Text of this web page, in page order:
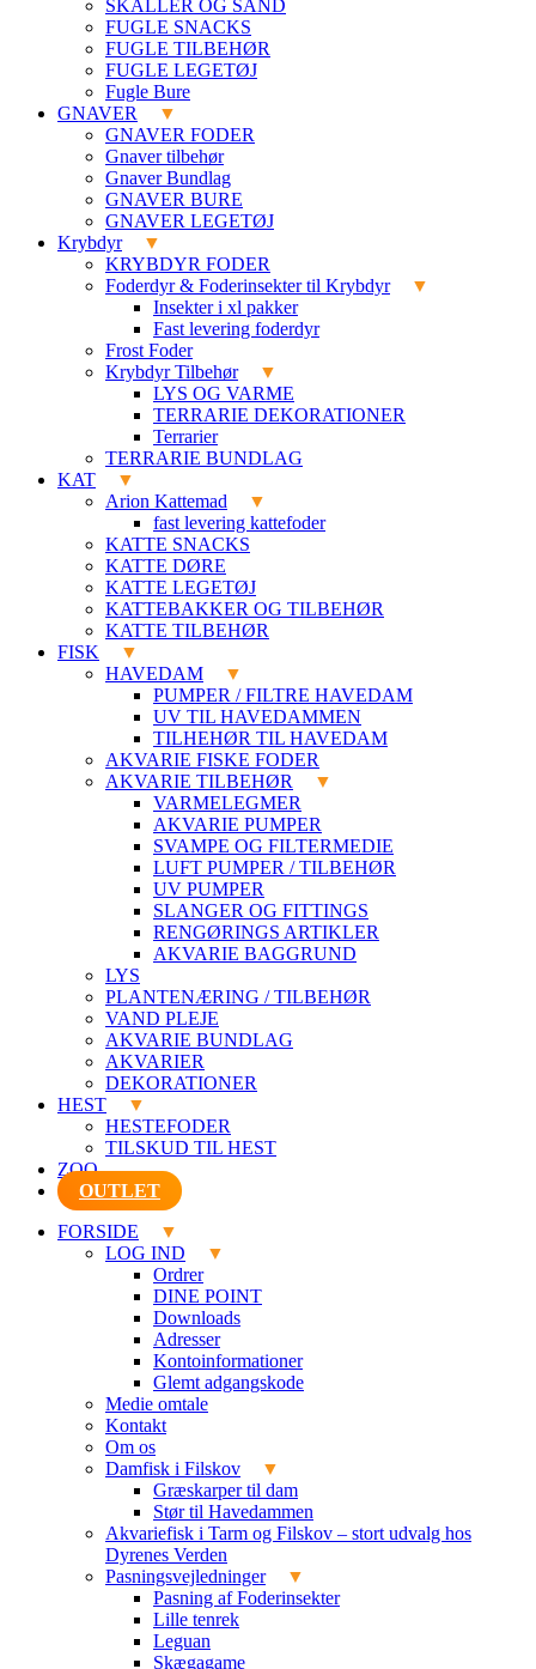
SKALLER OG SAND
FUGLE SNACKS
FUGLE TILBEHØR
FUGLE LEGETØJ
Fugle Bure
GNAVER
GNAVER FODER
Gnaver tilbehør
Gnaver Bundlag
GNAVER BURE
GNAVER LEGETØJ
Krybdyr
KRYBDYR FODER
Foderdyr & Foderinsekter til Krybdyr
Insekter i xl pakker
Fast levering foderdyr
Frost Foder
Krybdyr Tilbehør
LYS OG VARME
TERRARIE DEKORATIONER
Terrarier
TERRARIE BUNDLAG
KAT
Arion Kattemad
fast levering kattefoder
KATTE SNACKS
KATTE DØRE
KATTE LEGETØJ
KATTEBAKKER OG TILBEHØR
KATTE TILBEHØR
FISK
HAVEDAM
PUMPER / FILTRE HAVEDAM
UV TIL HAVEDAMMEN
TILHEHØR TIL HAVEDAM
AKVARIE FISKE FODER
AKVARIE TILBEHØR
VARMELEGMER
AKVARIE PUMPER
SVAMPE OG FILTERMEDIE
LUFT PUMPER / TILBEHØR
UV PUMPER
SLANGER OG FITTINGS
RENGØRINGS ARTIKLER
AKVARIE BAGGRUND
LYS
PLANTENÆRING / TILBEHØR
VAND PLEJE
AKVARIE BUNDLAG
AKVARIER
DEKORATIONER
HEST
HESTEFODER
TILSKUD TIL HEST
ZOO
OUTLET
FORSIDE
LOG IND
Ordrer
DINE POINT
Downloads
Adresser
Kontoinformationer
Glemt adgangskode
Medie omtale
Kontakt
Om os
Damfisk i Filskov
Græskarper til dam
Stør til Havedammen
Akvariefisk i Tarm og Filskov – stort udvalg hos
Dyrenes Verden
Pasningsvejledninger
Pasning af Foderinsekter
Lille tenrek
Leguan
Skægagame